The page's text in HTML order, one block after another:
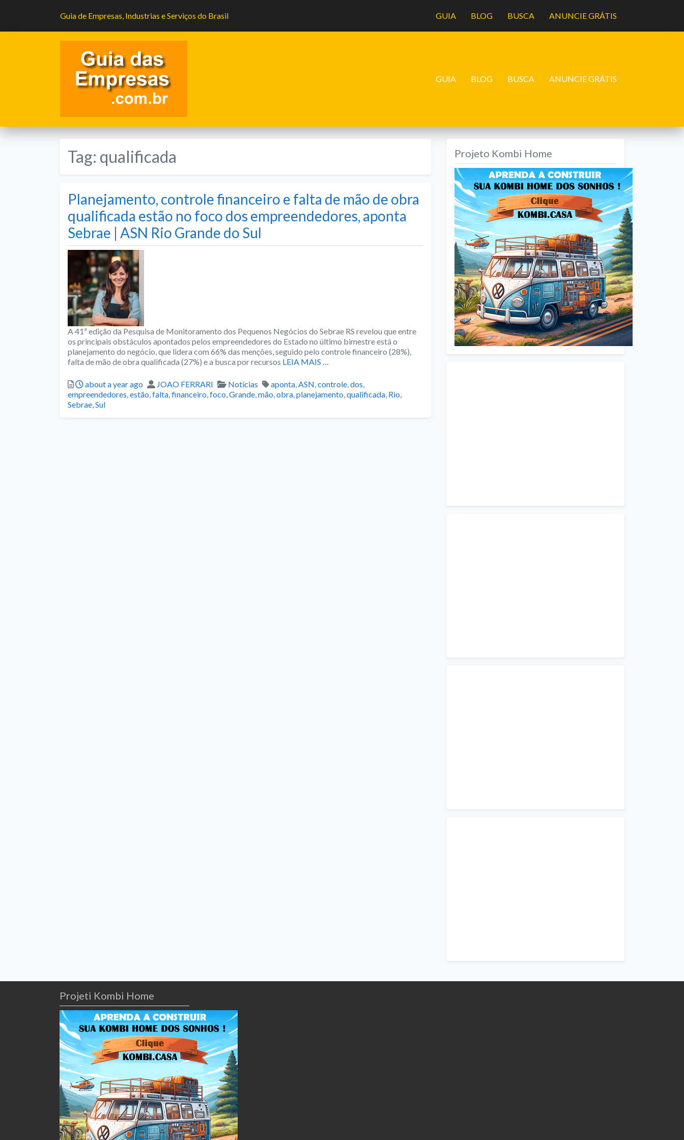
Guia de Empresas, Industrias e Serviços do Brasil GUIA BLOG BUSCA ANUNCIE GRÁTIS
GUIA BLOG BUSCA ANUNCIE GRÁTIS
Tag: qualificada
Planejamento, controle financeiro e falta de mão de obra
qualificada estão no foco dos empreendedores, aponta
Sebrae | ASN Rio Grande do Sul
A 41ª edição da Pesquisa de Monitoramento dos Pequenos Negócios do Sebrae RS revelou que entre
os principais obstáculos apontados pelos empreendedores do Estado no último bimestre está o
planejamento do negócio, que lidera com 66% das menções, seguido pelo controle financeiro (28%),
falta de mão de obra qualificada (27%) e a busca por recursos LEIA MAIS …
Posted
about a year ago Author
JOAO FERRARI Categories
Notícias Tags
aponta,ASN,controle,dos,
empreendedores,estão,falta,financeiro,foco,Grande,mão,obra,planejamento,qualificada, Rio,
Sebrae,Sul
Projeto Kombi Home
Projeti Kombi Home